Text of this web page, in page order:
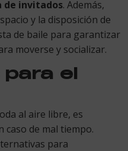
de invitados. Además,
y la disposición de
de baile para garantizar
moverse y socializar.
el
al aire libre, es
de mal tiempo.
para